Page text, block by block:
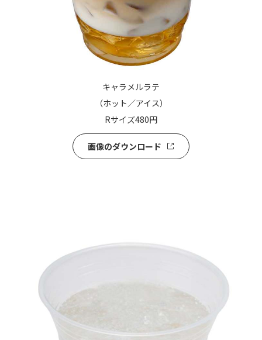
キャラメルラテ
（ホット／アイス）
Rサイズ480円
画像のダウンロード